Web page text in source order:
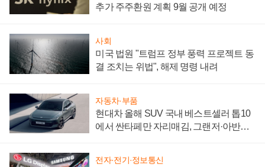
추가 주주환원 계획 9월 공개 예정
사회
미국 법원 "트럼프 정부 풍력 프로젝트 동
결 조치는 위법", 해제 명령 내려
자동차·부품
현대차 올해 SUV 국내 베스트셀러 톱10
에서 싼타페만 자리매김, 그랜저·아반떼
전자·전기·정보통신